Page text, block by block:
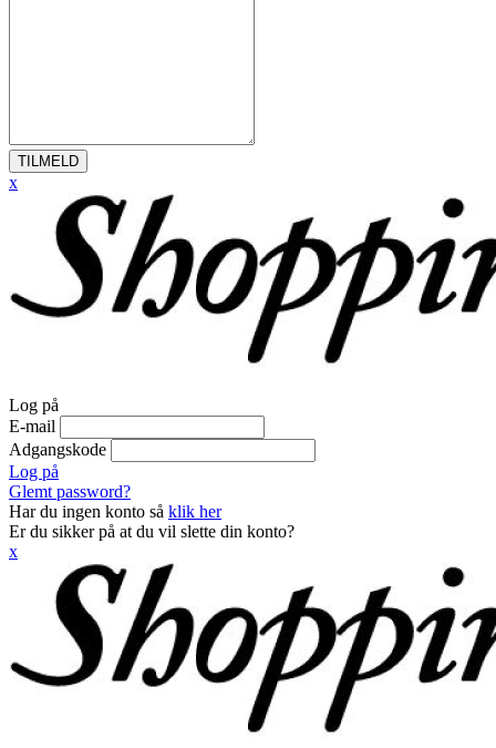
TILMELD
x
Log på
E-mail
Adgangskode
Log på
Glemt password?
Har du ingen konto så klik her
Er du sikker på at du vil slette din konto?
x